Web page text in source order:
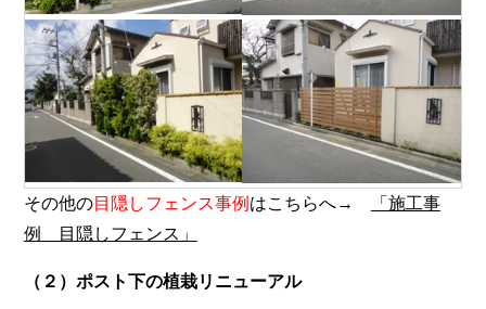
その他の目隠しフェンス事例 はこちらへ→
「施工事
例 目隠しフェンス」
（２）ポスト下の植栽リニューアル